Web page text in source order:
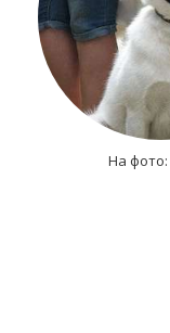
На фото: